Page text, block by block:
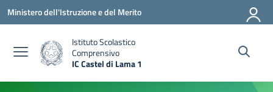
Vai ai contenuti
Vai al menu di navigazione
Vai al footer
Ministero dell'Istruzione e del Merito
Istituto Scolastico
Comprensivo
IC Castel di Lama 1